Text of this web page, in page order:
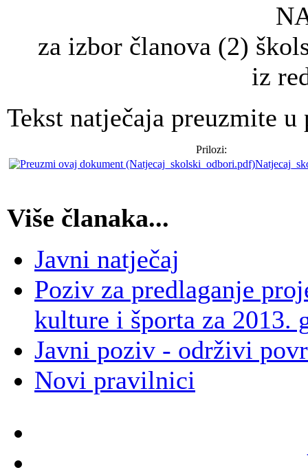
za izbor članova (2)
iz
Tekst natječaja preuzmite
Prilozi:
Više članaka...
Javni natječaj
Poziv za predlaganje
kulture i športa za 2013.
Javni poziv - održivi
Novi pravilnici